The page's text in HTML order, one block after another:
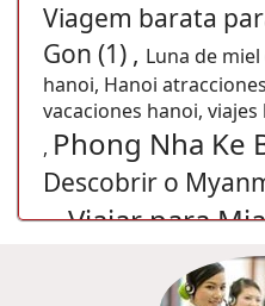
Viagem barata
Gon (1) , Luna de miel
hanoi, Hanoi
vacaciones hanoi,
, Phong Nha Ke
Descobrir o
(1) ,Viajar para
Vietnam (1) ,